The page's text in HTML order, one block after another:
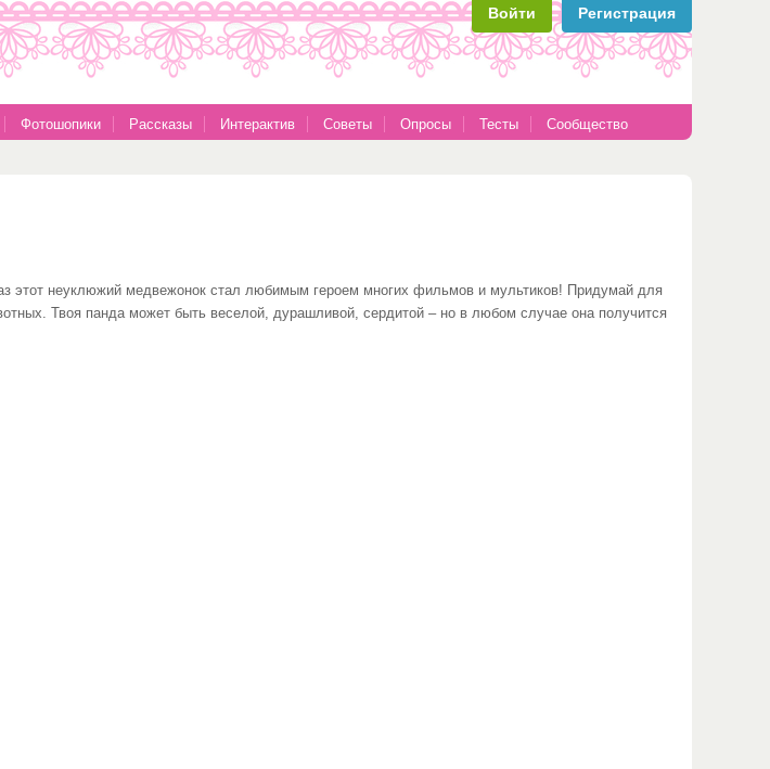
Войти Регистрация
Фотошопики Рассказы Интерактив Советы Опросы Тесты Сообщество
этот неуклюжий медвежонок стал любимым героем многих фильмов и мультиков! Придумай для
Твоя панда может быть веселой, дурашливой, сердитой – но в любом случае она получится